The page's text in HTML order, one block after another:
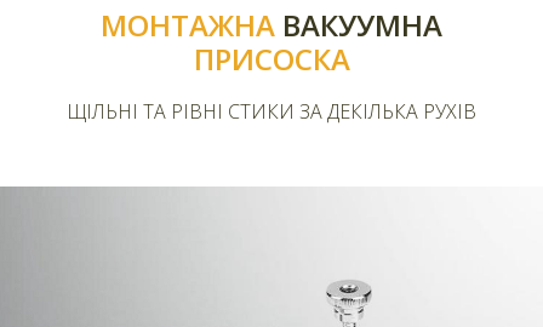
МОНТАЖНА ВАКУУМНА
ПРИСОСКА
ЩІЛЬНІ ТА РІВНІ СТИКИ ЗА ДЕКІЛЬКА РУХІВ